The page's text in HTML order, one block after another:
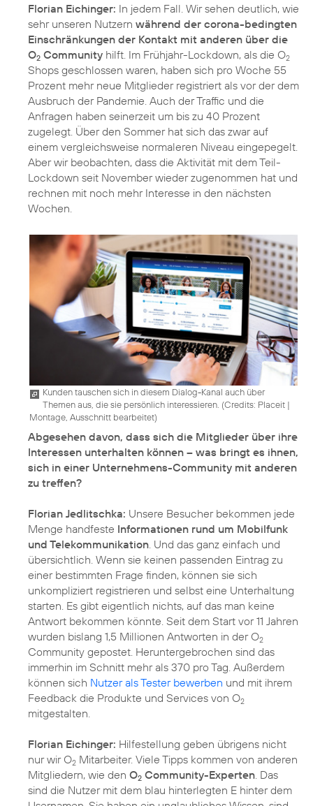
Florian Eichinger: In jedem Fall. Wir sehen deutlich, wie
sehr unseren Nutzern während der corona-bedingten
Einschränkungen der Kontakt mit anderen über die
O2 Community hilft. Im Frühjahr-Lockdown, als die O2
Shops geschlossen waren, haben sich pro Woche 55
Prozent mehr neue Mitglieder registriert als vor der dem
Ausbruch der Pandemie. Auch der Traffic und die
Anfragen haben seinerzeit um bis zu 40 Prozent
zugelegt. Über den Sommer hat sich das zwar auf
einem vergleichsweise normaleren Niveau eingepegelt.
Aber wir beobachten, dass die Aktivität mit dem Teil-
Lockdown seit November wieder zugenommen hat und
rechnen mit noch mehr Interesse in den nächsten
Wochen.
Kunden tauschen sich in diesem Dialog-Kanal auch über
Themen aus, die sie persönlich interessieren. (Credits: Placeit |
Montage, Ausschnitt bearbeitet)
Abgesehen davon, dass sich die Mitglieder über ihre
Interessen unterhalten können – was bringt es ihnen,
sich in einer Unternehmens-Community mit anderen
zu treffen?
Florian Jedlitschka: Unsere Besucher bekommen jede
Menge handfeste Informationen rund um Mobilfunk
und Telekommunikation. Und das ganz einfach und
übersichtlich. Wenn sie keinen passenden Eintrag zu
einer bestimmten Frage finden, können sie sich
unkompliziert registrieren und selbst eine Unterhaltung
starten. Es gibt eigentlich nichts, auf das man keine
Antwort bekommen könnte. Seit dem Start vor 11 Jahren
wurden bislang 1,5 Millionen Antworten in der O2
Community gepostet. Heruntergebrochen sind das
immerhin im Schnitt mehr als 370 pro Tag. Außerdem
können sich Nutzer als Tester bewerben und mit ihrem
Feedback die Produkte und Services von O2
mitgestalten.
Florian Eichinger: Hilfestellung geben übrigens nicht
nur wir O2 Mitarbeiter. Viele Tipps kommen von anderen
Mitgliedern, wie den O2 Community-Experten. Das
sind die Nutzer mit dem blau hinterlegten E hinter dem